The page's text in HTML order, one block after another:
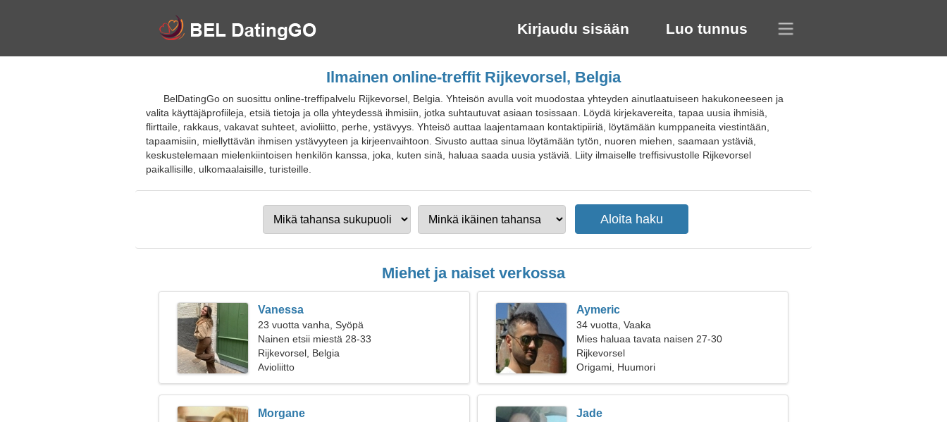
Kirjaudu sisään Luo tunnus
Ilmainen online-treffit Rijkevorsel, Belgia
BelDatingGo on suosittu online-treffipalvelu Rijkevorsel, Belgia. Yhteisön avulla voit muodostaa yhteyden ainutlaatuiseen hakukoneeseen ja
valita käyttäjäprofiileja, etsiä tietoja ja olla yhteydessä ihmisiin, jotka suhtautuvat asiaan tosissaan. Löydä kirjekavereita, tapaa uusia ihmisiä,
flirttaile, rakkaus, vakavat suhteet, avioliitto, perhe, ystävyys. Yhteisö auttaa laajentamaan kontaktipiiriä, löytämään kumppaneita viestintään,
tapaamisiin, miellyttävän ihmisen ystävyyteen ja kirjeenvaihtoon. Sivusto auttaa sinua löytämään tytön, nuoren miehen, saamaan ystäviä,
keskustelemaan mielenkiintoisen henkilön kanssa, joka, kuten sinä, haluaa saada uusia ystäviä. Liity ilmaiselle treffisivustolle Rijkevorsel
paikallisille, ulkomaalaisille, turisteille.
Miehet ja naiset verkossa
Vanessa
23 vuotta vanha, Syöpä
Nainen etsii miestä 28-33
Rijkevorsel, Belgia
Avioliitto
Aymeric
34 vuotta, Vaaka
Mies haluaa tavata naisen 27-30
Rijkevorsel
Origami, Huumori
Morgane Jade